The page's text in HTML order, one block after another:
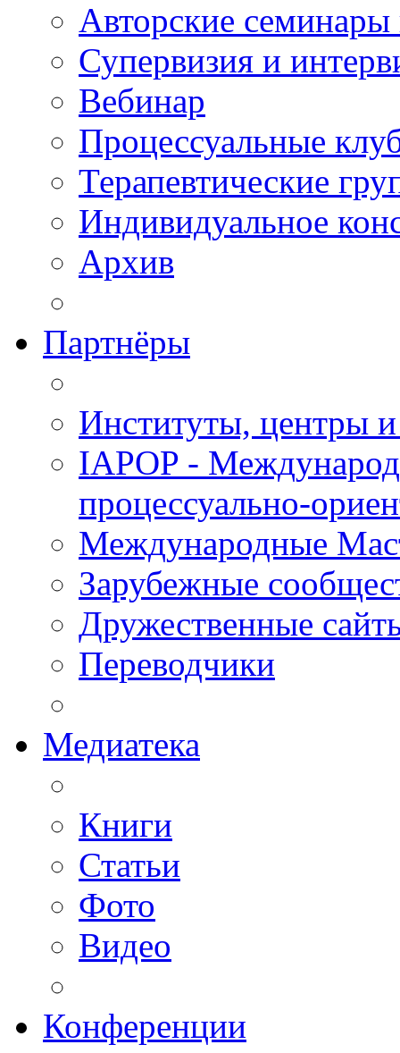
Авторские
Супервизия и
Вебинар
Процессуальные
Терапевтические
Индивидуальное
Архив
Партнёры
Институты, центры
IAPOP -
процессуально-
Международные
Зарубежные
Дружественные
Переводчики
Медиатека
Книги
Статьи
Фото
Видео
Конференции